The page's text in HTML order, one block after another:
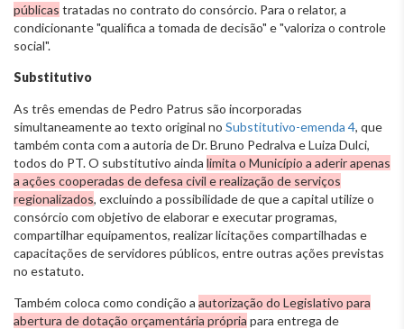
públicas tratadas no contrato do consórcio. Para o relator, a
condicionante "qualifica a tomada de decisão" e "valoriza o controle
social".
Substitutivo
As três emendas de Pedro Patrus são incorporadas
simultaneamente ao texto original no Substitutivo-emenda 4, que
também conta com a autoria de Dr. Bruno Pedralva e Luiza Dulci,
todos do PT. O substitutivo ainda limita o Município a aderir apenas
a ações cooperadas de defesa civil e realização de serviços
regionalizados, excluindo a possibilidade de que a capital utilize o
consórcio com objetivo de elaborar e executar programas,
compartilhar equipamentos, realizar licitações compartilhadas e
capacitações de servidores públicos, entre outras ações previstas
no estatuto.
Também coloca como condição a autorização do Legislativo para
abertura de dotação orçamentária própria para entrega de